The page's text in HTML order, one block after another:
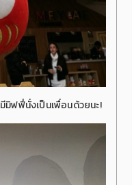
มิฟฟี่นั่งเป็นเพื่อนด้วยนะ!